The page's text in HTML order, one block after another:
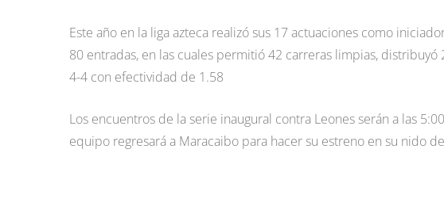
Este año en la liga azteca realizó sus 17 actuaciones como
80 entradas, en las cuales permitió 42 carreras limpias,
4-4 con efectividad de 1.58
Los encuentros de la serie inaugural contra Leones serán a las
equipo regresará a Maracaibo para hacer su estreno en su nido